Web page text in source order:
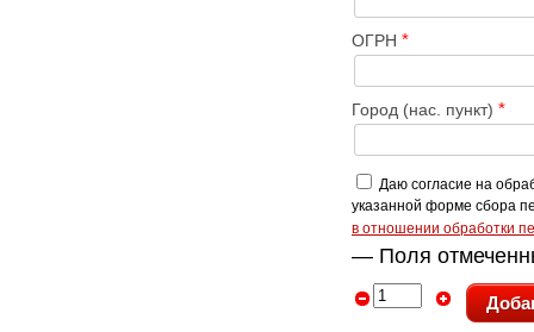
ОГРН *
Город (нас. пункт) *
Даю согласие на
указанной форме сбора
в отношении обработки
— Поля